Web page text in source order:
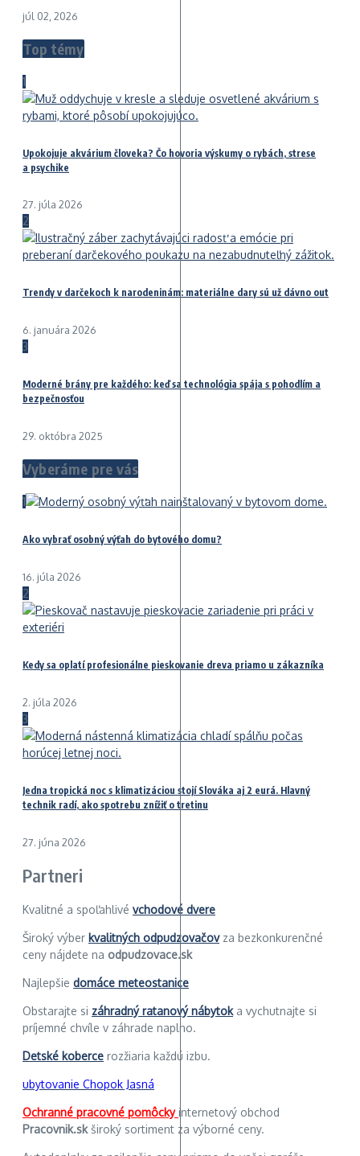
júl 02, 2026
Top témy
1
Upokojuje akvárium človeka? Čo hovoria výskumy o rybách, strese
a psychike
27. júla 2026
2
Trendy v darčekoch k narodeninám: materiálne dary sú už dávno out
6. januára 2026
3
Moderné brány pre každého: keď sa technológia spája s pohodlím a
bezpečnosťou
29. októbra 2025
Vyberáme pre vás
1
Ako vybrať osobný výťah do bytového domu?
16. júla 2026
2
Kedy sa oplatí profesionálne pieskovanie dreva priamo u zákazníka
2. júla 2026
3
Jedna tropická noc s klimatizáciou stojí Slováka aj 2 eurá. Hlavný
technik radí, ako spotrebu znížiť o tretinu
27. júna 2026
Partneri
Kvalitné a spoľahlivé vchodové dvere
Široký výber kvalitných odpudzovačovza bezkonkurenčné
ceny nájdete na odpudzovace.sk
Najlepšie domáce meteostanice
Obstarajte si záhradný ratanový nábytoka vychutnajte si
príjemné chvíle v záhrade naplno.
Detské koberce rozžiaria každú izbu.
ubytovanie Chopok Jasná
Ochranné pracovné pomôckyinternetový obchod
Pracovnik.skširoký sortiment za výborné ceny.